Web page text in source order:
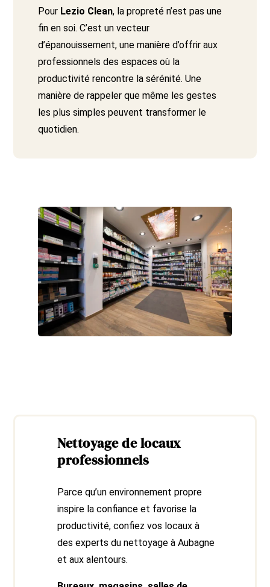
Pour Lezio Clean, la propreté n’est pas une
fin en soi. C’est un vecteur
d’épanouissement, une manière d’offrir aux
professionnels des espaces où la
productivité rencontre la sérénité. Une
manière de rappeler que même les gestes
les plus simples peuvent transformer le
quotidien.
Nettoyage de locaux
professionnels
Parce qu’un environnement propre
inspire la confiance et favorise la
productivité, confiez vos locaux à
des experts dunettoyage à Aubagne
et aux alentours.